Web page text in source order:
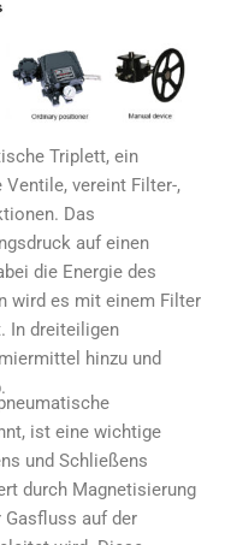
Triplett, ein
vereint Filter-,
Das
auf einen
die Energie des
wird es mit einem Filter
In dreiteiligen
hinzu und
ist eine wichtige
und Schließens
durch Magnetisierung
Gasfluss auf der